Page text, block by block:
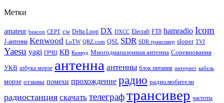
Метки
amateur beacon CEPT cw Delta Loop DX DXCC Elecraft FT8 hamradio Icom
J-антенна Kenwood LoTW QRZ.com QSL SDR SDR трансивер sloper TVI
Yaesu yagi ГРЧЦ КВ Кенвуд Многодиапазонная антенна Соревнования
УКВ азбука морзе антенна антенны блок питания интернет кабель
морзе отзывы помехи прохождение радио радиолюбители
радиостанция скачать телеграфтрансивер частоты